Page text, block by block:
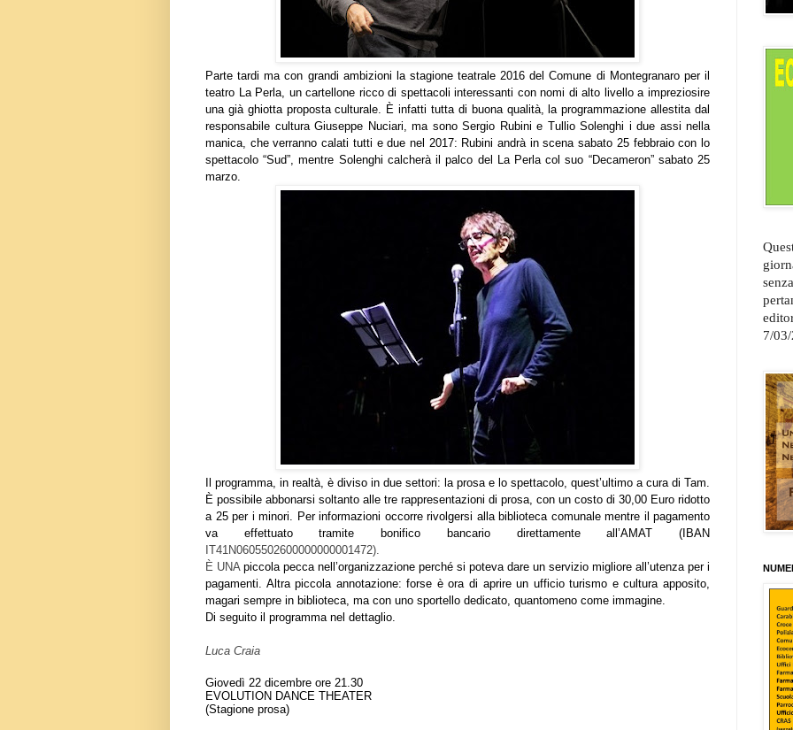
Parte tardi ma con grandi ambizioni la stagione teatrale 2016 del Comune di Montegranaro per il
teatro La Perla, un cartellone ricco di spettacoli interessanti con nomi di alto livello a impreziosire
una già ghiotta proposta culturale. È infatti tutta di buona qualità, la programmazione allestita dal
responsabile cultura Giuseppe Nuciari, ma sono Sergio Rubini e Tullio Solenghi i due assi nella
manica, che verranno calati tutti e due nel 2017: Rubini andrà in scena sabato 25 febbraio con lo
spettacolo “Sud”, mentre Solenghi calcherà il palco del La Perla col suo “Decameron” sabato 25
marzo.
Il programma, in realtà, è diviso in due settori: la prosa e lo spettacolo, quest’ultimo a cura di Tam.
È possibile abbonarsi soltanto alle tre rappresentazioni di prosa, con un costo di 30,00 Euro ridotto
a 25 per i minori. Per informazioni occorre rivolgersi alla biblioteca comunale mentre il pagamento
va effettuato tramite bonifico bancario direttamente all’AMAT (IBAN
IT41N0605502600000000001472).
È UNA piccola pecca nell’organizzazione perché si poteva dare un servizio migliore all’utenza per i
pagamenti. Altra piccola annotazione: forse è ora di aprire un ufficio turismo e cultura apposito,
magari sempre in biblioteca, ma con uno sportello dedicato, quantomeno come immagine.
Di seguito il programma nel dettaglio.
Luca Craia
Giovedì 22 dicembre ore 21.30
EVOLUTION DANCE THEATER
(Stagione prosa)
7/